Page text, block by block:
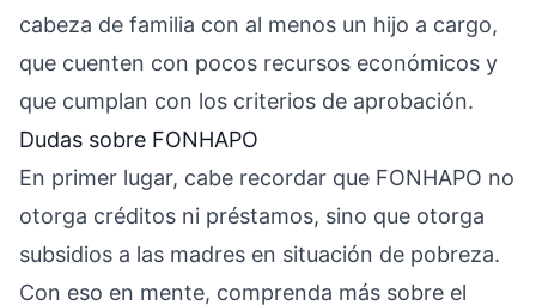
cabeza de familia con al menos un hijo a cargo,
que cuenten con pocos recursos económicos y
que cumplan con los criterios de aprobación.
Dudas sobre FONHAPO
En primer lugar, cabe recordar que FONHAPO no
otorga créditos ni préstamos, sino que otorga
subsidios a las madres en situación de pobreza.
Con eso en mente, comprenda más sobre el